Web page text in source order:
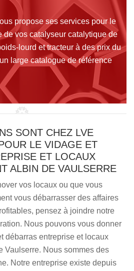
propose ses services pour le
de vos catalyseur catalytique de
lourd et tracteur à des prix du
large catalogue de référence
SONT CHEZ LVE
LE VIDAGE ET
ET LOCAUX
ALBIN DE VAULSERRE
vos locaux ou que vous
vous débarrasser des affaires
pensez à joindre notre
Nous pouvons vous donner
débarras entreprise et locaux
Vaulserre. Nous sommes des
Notre entreprise existe depuis